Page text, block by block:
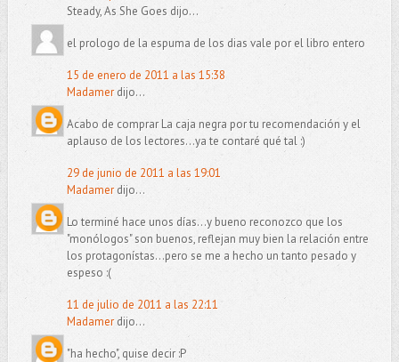
Steady, As She Goes dijo...
el prologo de la espuma de los dias vale por el libro entero
15 de enero de 2011 a las 15:38
Madamerdijo...
Acabo de comprar La caja negra por tu recomendación y el
aplauso de los lectores...ya te contaré qué tal :)
29 de junio de 2011 a las 19:01
Madamerdijo...
Lo terminé hace unos días...y bueno reconozco que los
"monólogos" son buenos, reflejan muy bien la relación entre
los protagonístas...pero se me a hecho un tanto pesado y
espeso :(
11 de julio de 2011 a las 22:11
Madamerdijo...
"ha hecho", quise decir :P